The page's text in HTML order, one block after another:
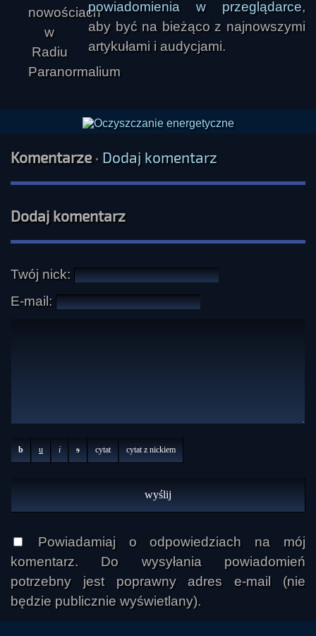
powiadomienia w przeglądarce,
aby być na bieżąco z najnowszymi
artykułami i audycjami.
Komentarze· Dodaj komentarz
Dodaj komentarz
Twój nick:
E-mail:
b u i s cytat cytat z nickiem
Powiadamiaj o odpowiedziach na mój
komentarz. Do wysyłania powiadomień
potrzebny jest poprawny adres e-mail (nie
będzie publicznie wyświetlany).